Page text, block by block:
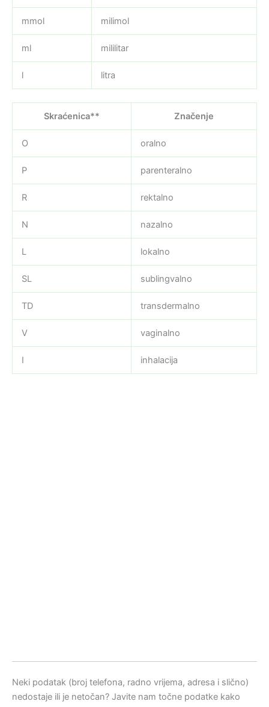
mmol milimol
ml mililitar
l litra
Skraćenica** Značenje
O oralno
P parenteralno
R rektalno
N nazalno
L lokalno
SL sublingvalno
TD transdermalno
V vaginalno
I inhalacija
Neki podatak (broj telefona, radno vrijema, adresa i slično)
nedostaje ili je netočan? Javite nam točne podatke kako